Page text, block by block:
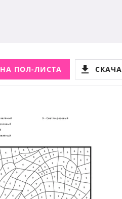
НА ПОЛ-ЛИСТА